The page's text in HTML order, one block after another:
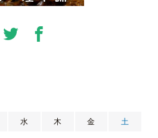
水 木 金 土